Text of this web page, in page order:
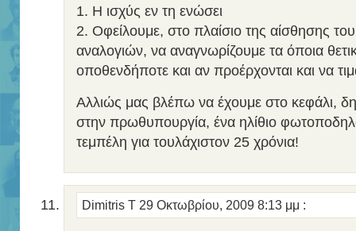
1. Η ισχύς εν τη ενώσει
2. Οφείλουμε, στο πλαίσιο της αίσθησης
αναλογιών, να αναγνωρίζουμε τα όποια
οποθενδήποτε και αν προέρχονται και να
Αλλιώς μας βλέπω να έχουμε στο κεφάλι,
στην πρωθυπουργία, ένα ηλίθιο
τεμπέλη για τουλάχιστον 25 χρόνια!
Dimitris T 29 Οκτωβρίου, 2009 8:13 μμ :